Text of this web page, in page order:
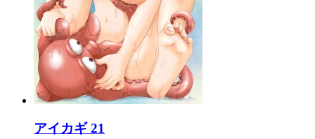
アイカギ 21